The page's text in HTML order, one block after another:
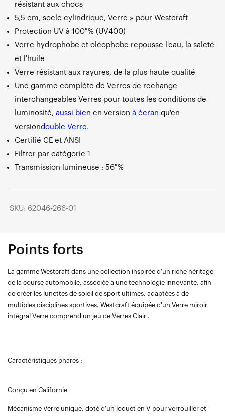
résistant aux chocs
5,5 cm, socle cylindrique, Verre » pour Westcraft
Protection UV à 100 % (UV400)
Verre hydrophobe et oléophobe repousse l'eau, la saleté
et l'huile
Verre résistant aux rayures, de la plus haute qualité
Une gamme complète de Verres de rechange
interchangeables Verres pour toutes les conditions de
luminosité, aussi bien en version à écran qu'en
versiondouble Verre.
Certifié CE et ANSI
Filtrer par catégorie 1
Transmission lumineuse : 56 %
SKU: 62046-266-01
Points forts
La gamme Westcraft dans une collection inspirée d'un riche héritage
de la course automobile, associée à une technologie innovante, afin
de créer les lunettes de soleil de sport ultimes, adaptées à de
multiples disciplines sportives. Westcraft équipée d'un Verre miroir
intégral Verre comprend un jeu de Verres Clair .
Caractéristiques phares :
Conçu en Californie
Mécanisme Verre unique, doté d'un loquet en V pour verrouiller et